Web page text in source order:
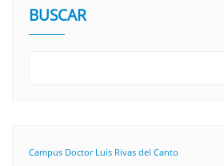
BUSCAR
Campus Doctor Luis Rivas del Canto